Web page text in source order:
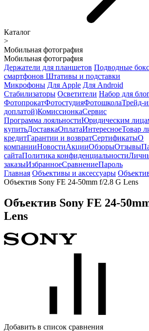
Каталог
>
Мобильная фотография
Мобильная фотография
Держатели для планшетов Подводные
смартфонов Штативы и подставки
Микрофоны Для Apple Для Android
Стабилизаторы Осветители Набор для
ФотопрокатФотостудияФотошколаТрейд-
доплатой)КомиссионкаСервис
Программа лояльностиЮридическим
купитьДоставкаОплатаИнтересноеТовар
кредитГарантии и возвратСертификатыО
компанииНовостиАкцииОбзорыОтзывы
сайтаПолитика конфиденциальности
заказыИзбранноеСравнениеПароль
Главная Объективы и аксессуары
Объектив Sony FE 24-50mm f/2.8 G Lens
Объектив Sony FE 24-
Lens
Добавить в список сравнения